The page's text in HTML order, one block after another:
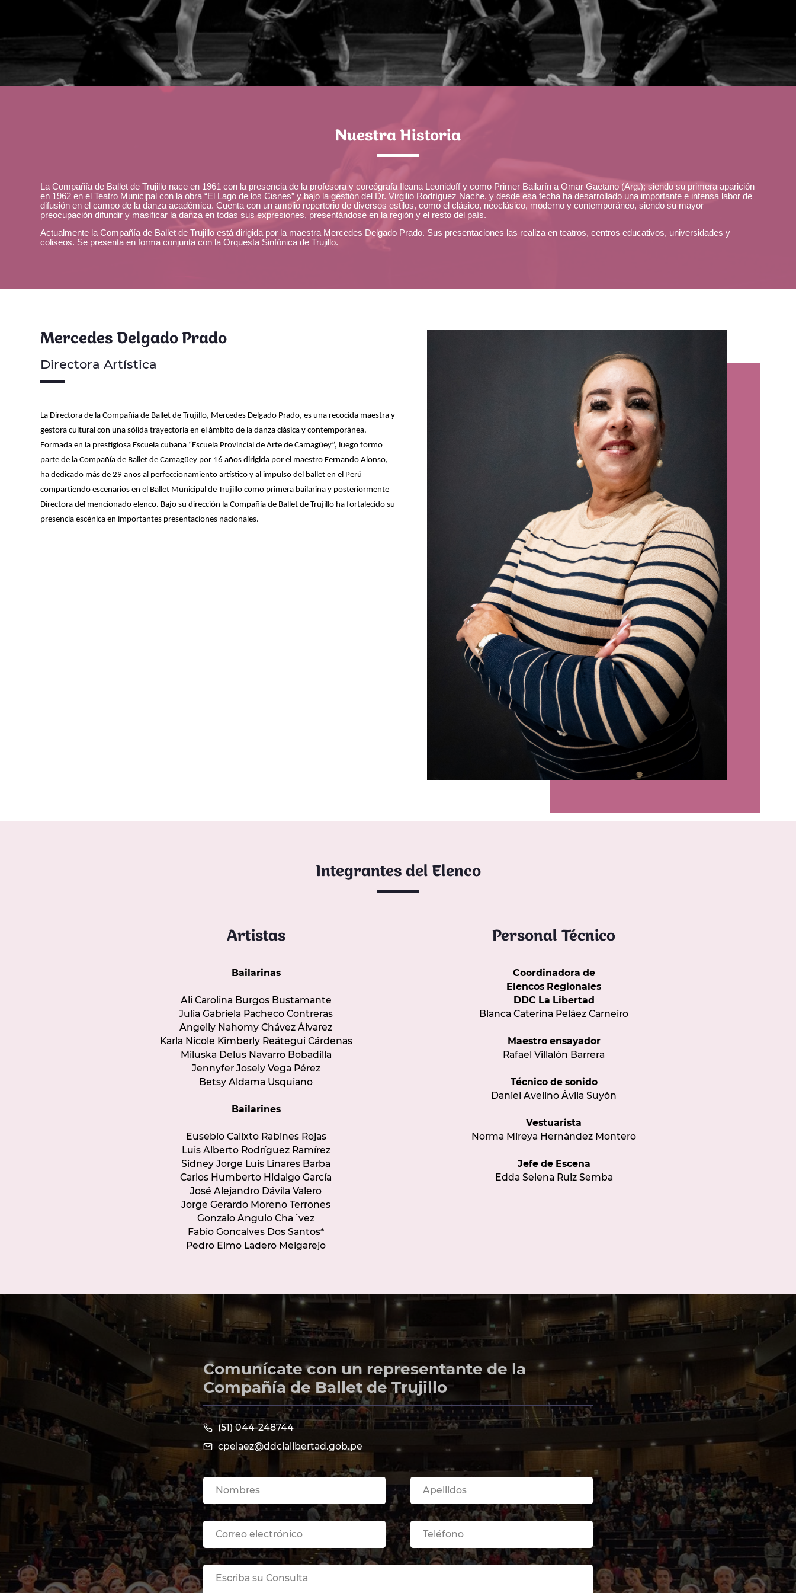
Nuestra Historia
La Compañía de Ballet de Trujillo nace en 1961 con la presencia de la profesora y coreógrafa Ileana Leonidoff y como Primer Bailarín a Omar Gaetano (Arg.); siendo su primera aparición
en 1962 en el Teatro Municipal con la obra “El Lago de los Cisnes” y bajo la gestión del Dr. Virgilio Rodríguez Nache, y desde esa fecha ha desarrollado una importante e intensa labor de
difusión en el campo de la danza académica. Cuenta con un amplio repertorio de diversos estilos, como el clásico, neoclásico, moderno y contemporáneo, siendo su mayor
preocupación difundir y masificar la danza en todas sus expresiones, presentándose en la región y el resto del país.
Actualmente la Compañía de Ballet de Trujillo está dirigida por la maestra Mercedes Delgado Prado. Sus presentaciones las realiza en teatros, centros educativos, universidades y
coliseos. Se presenta en forma conjunta con la Orquesta Sinfónica de Trujillo.
Mercedes Delgado Prado
Directora Artística
La Directora de la Compañía de Ballet de Trujillo, Mercedes Delgado Prado, es una recocida maestra y
gestora cultural con una sólida trayectoria en el ámbito de la danza clásica y contemporánea.
Formada en la prestigiosa Escuela cubana “Escuela Provincial de Arte de Camagüey”, luego formo
parte de la Compañía de Ballet de Camagüey por 16 años dirigida por el maestro Fernando Alonso,
ha dedicado más de 29 años al perfeccionamiento artístico y al impulso del ballet en el Perú
compartiendo escenarios en el Ballet Municipal de Trujillo como primera bailarina y posteriormente
Directora del mencionado elenco. Bajo su dirección la Compañía de Ballet de Trujillo ha fortalecido su
presencia escénica en importantes presentaciones nacionales.
Integrantes del Elenco
Artistas
Bailarinas
Ali Carolina Burgos Bustamante
Julia Gabriela Pacheco Contreras
Angelly Nahomy Chávez Álvarez
Karla Nicole Kimberly Reátegui Cárdenas
Miluska Delus Navarro Bobadilla
Jennyfer Josely Vega Pérez
Betsy Aldama Usquiano
Bailarines
Eusebio Calixto Rabines Rojas
Luis Alberto Rodríguez Ramírez
Sidney Jorge Luis Linares Barba
Carlos Humberto Hidalgo García
José Alejandro Dávila Valero
Jorge Gerardo Moreno Terrones
Gonzalo Angulo Cha´vez
Fabio Goncalves Dos Santos*
Pedro Elmo Ladero Melgarejo
Personal Técnico
Coordinadora de
Elencos Regionales
DDC La Libertad
Blanca Caterina Peláez Carneiro
Maestro ensayador
Rafael Villalón Barrera
Técnico de sonido
Daniel Avelino Ávila Suyón
Vestuarista
Norma Mireya Hernández Montero
Jefe de Escena
Edda Selena Ruiz Semba
Comunícate con un representante de la
Compañía de Ballet de Trujillo
(51) 044-248744
cpelaez@ddclalibertad.gob.pe